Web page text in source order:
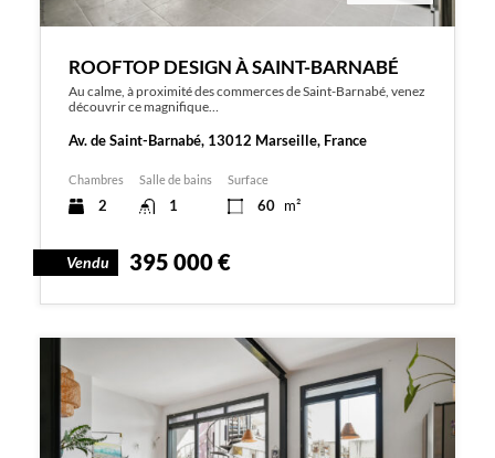
ROOFTOP DESIGN À SAINT-BARNABÉ
Au calme, à proximité des commerces de Saint-Barnabé, venez
découvrir ce magnifique…
Av. de Saint-Barnabé, 13012 Marseille, France
Chambres
2
Salle de bains
1
Surface
60 m²
Vendu 395 000 €